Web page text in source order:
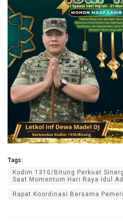
Tags:
Kodim 1310/Bitung Perkuat
Saat Momentum Hari Raya Idul
Rapat Koordinasi Bersama